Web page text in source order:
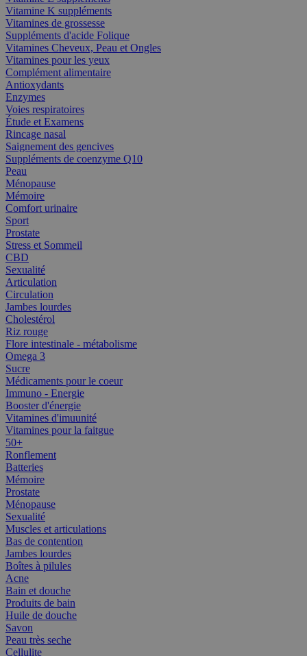
Vitamine K suppléments
Vitamines de grossesse
Suppléments d'acide Folique
Vitamines Cheveux, Peau et Ongles
Vitamines pour les yeux
Complément alimentaire
Antioxydants
Enzymes
Voies respiratoires
Étude et Examens
Rincage nasal
Saignement des gencives
Suppléments de coenzyme Q10
Peau
Ménopause
Mémoire
Comfort urinaire
Sport
Prostate
Stress et Sommeil
CBD
Sexualité
Articulation
Circulation
Jambes lourdes
Cholestérol
Riz rouge
Flore intestinale - métabolisme
Omega 3
Sucre
Médicaments pour le coeur
Immuno - Energie
Booster d'énergie
Vitamines d'imuunité
Vitamines pour la faitgue
50+
Ronflement
Batteries
Mémoire
Prostate
Ménopause
Sexualité
Muscles et articulations
Bas de contention
Jambes lourdes
Boîtes à pilules
Acne
Bain et douche
Produits de bain
Huile de douche
Savon
Peau très seche
Cellulite